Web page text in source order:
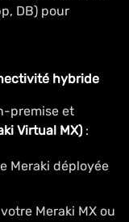
DB) pour
hybride
premise et
Virtual MX):
Meraki déployée
Meraki MX ou